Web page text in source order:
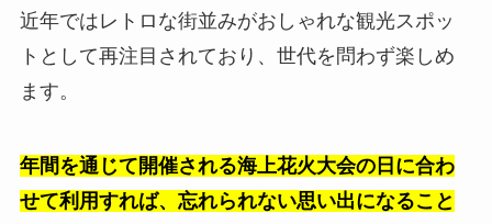
近年ではレトロな街並みがおしゃれな観光スポッ
トとして再注目されており、世代を問わず楽しめ
ます。
年間を通じて開催される海上花火大会の日に合わ
せて利用すれば、忘れられない思い出になること